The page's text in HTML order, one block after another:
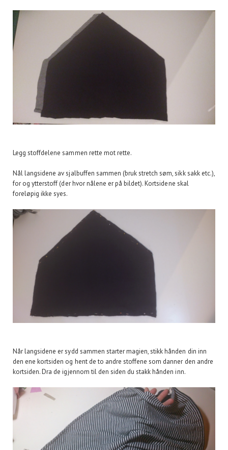
Legg stoffdelene sammen rette mot rette.
Nål langsidene av sjalbuffen sammen (bruk stretch søm, sikk sakk etc.),
for og ytterstoff (der hvor nålene er på bildet). Kortsidene skal
foreløpig ikke syes.
Når langsidene er sydd sammen starter magien, stikk hånden din inn
den ene kortsiden og hent de to andre stoffene som danner den andre
kortsiden. Dra de igjennom til den siden du stakk hånden inn.